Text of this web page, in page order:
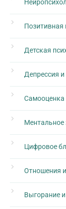
Позитивная
Детская
Депрессия
Самооценка
Ментальное
Цифровое
Отношения
Выгорание